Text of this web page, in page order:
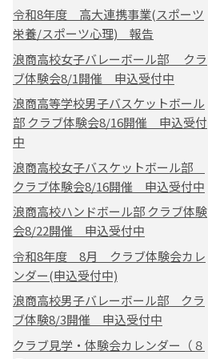
令和8年度 高大連携事業(スポーツ
栄養/スポーツ心理) 報告
浪商高校女子バレーボール部 クラ
ブ体験会8/1開催 申込受付中
浪商高等学校男子バスケットボール
部 クラブ体験会8/16開催 申込受付
中
浪商高校女子バスケットボール部
クラブ体験会8/16開催 申込受付中
浪商高校ハンドボール部 クラブ体験
会8/22開催 申込受付中
令和8年度 8月 クラブ体験会カレ
ンダー(申込受付中)
浪商高校男子バレーボール部 クラ
ブ体験8/3開催 申込受付中
クラブ見学・体験会カレンダー（８